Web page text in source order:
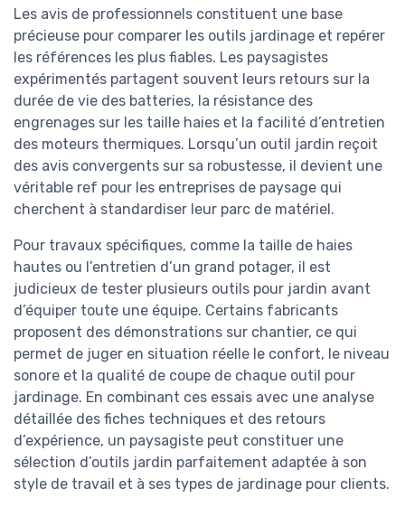
Les avis de professionnels constituent une base
précieuse pour comparer les outils jardinage et repérer
les références les plus fiables. Les paysagistes
expérimentés partagent souvent leurs retours sur la
durée de vie des batteries, la résistance des
engrenages sur les taille haies et la facilité d’entretien
des moteurs thermiques. Lorsqu’un outil jardin reçoit
des avis convergents sur sa robustesse, il devient une
véritable ref pour les entreprises de paysage qui
cherchent à standardiser leur parc de matériel.
Pour travaux spécifiques, comme la taille de haies
hautes ou l’entretien d’un grand potager, il est
judicieux de tester plusieurs outils pour jardin avant
d’équiper toute une équipe. Certains fabricants
proposent des démonstrations sur chantier, ce qui
permet de juger en situation réelle le confort, le niveau
sonore et la qualité de coupe de chaque outil pour
jardinage. En combinant ces essais avec une analyse
détaillée des fiches techniques et des retours
d’expérience, un paysagiste peut constituer une
sélection d’outils jardin parfaitement adaptée à son
style de travail et à ses types de jardinage pour clients.